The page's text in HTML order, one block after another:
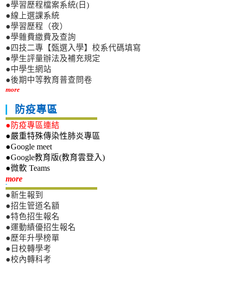
●學習歷程檔案系統(日)
●線上選課系統
●學習歷程（夜）
●學雜費繳費及查詢
●四技二專【甄選入學】校系代碼填寫
●學生評量辦法及補充規定
●中學生網站
●後期中等教育普查問卷
more
防疫專區
●防疫專區連結
●嚴重特殊傳染性肺炎專區
●Google meet
●Google教育版(教育雲登入)
●微軟 Teams
more新生專區
●新生報到
●招生管道名額
●特色招生報名
●運動績優招生報名
●歷年升學榜單
●日校轉學考
●校內轉科考